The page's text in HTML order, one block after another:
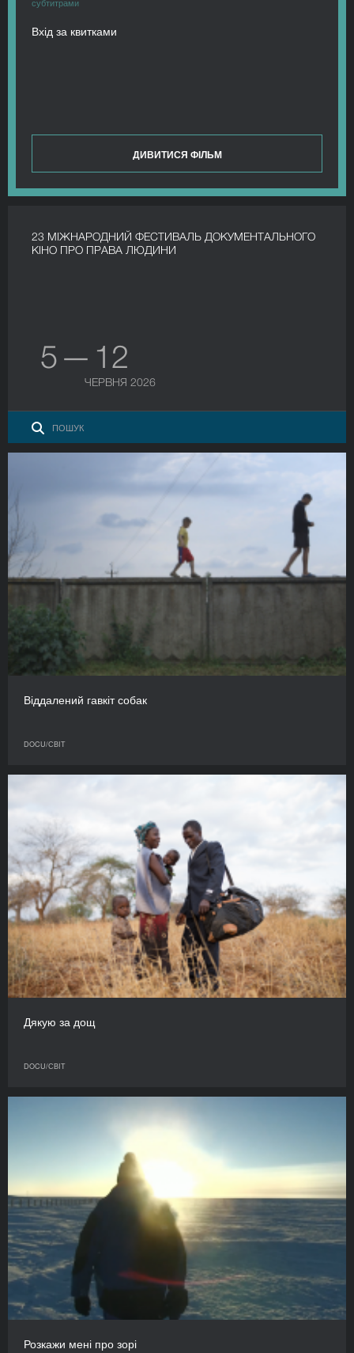
Вхід за квитками
ДИВИТИСЯ ФІЛЬМ
23 МІЖНАРОДНИЙ ФЕСТИВАЛЬ ДОКУМЕНТАЛЬНОГО
КІНО ПРО ПРАВА ЛЮДИНИ
5 — 12
ЧЕРВНЯ 2026
Віддалений гавкіт собак
DOCU/СВІТ
Дякую за дощ
DOCU/СВІТ
Розкажи мені про зорі